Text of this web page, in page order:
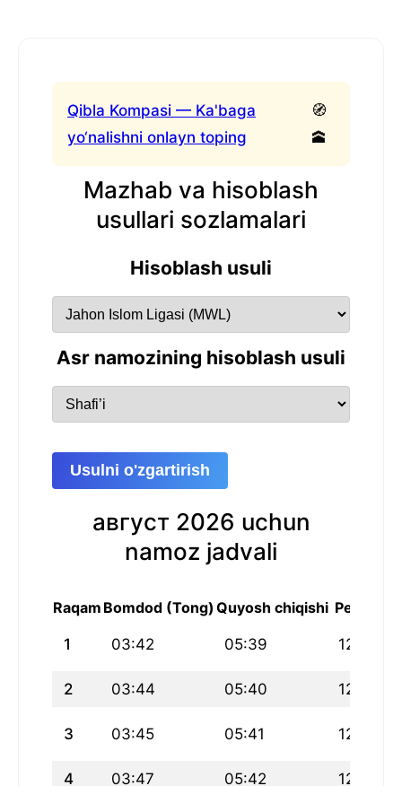
Qibla Kompasi — Ka'baga
yo‘nalishni onlayn toping
🧭
🕋
Mazhab va hisoblash
usullari sozlamalari
Hisoblash usuli
Asr namozining hisoblash usuli
Usulni o'zgartirish
август 2026 uchun
namoz jadvali
Raqam Bomdod (Tong) Quyosh chiqishi Peshin
1 03:42 05:39 12:53
2 03:44 05:40 12:53
3 03:45 05:41 12:53
4 03:47 05:42 12:53